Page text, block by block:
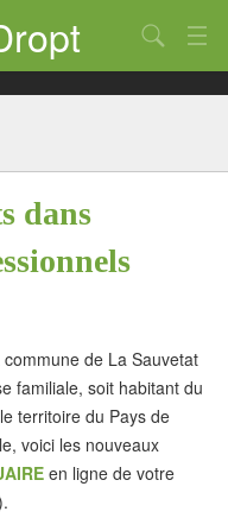
Chercher
dans
de La Sauvetat
familiale, soit habitant du
territoire du Pays de
voici les nouveaux
en ligne de votre